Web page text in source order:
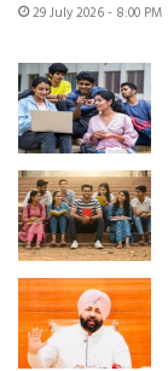
29 July 2026 - 8:00 PM